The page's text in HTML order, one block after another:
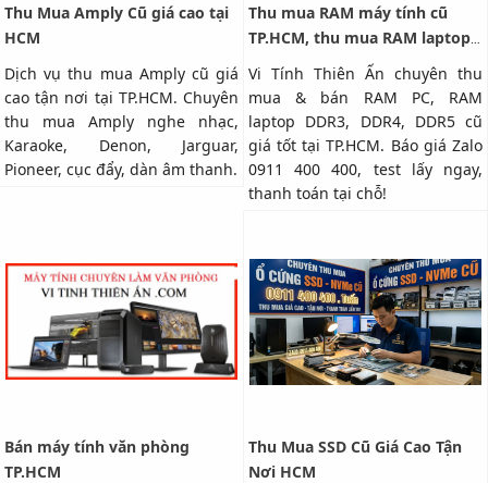
Thu Mua Amply Cũ giá cao tại
HCM
Dịch vụ thu mua Amply cũ giá
cao tận nơi tại TP.HCM. Chuyên
thu mua Amply nghe nhạc,
Karaoke, Denon, Jarguar,
Pioneer, cục đẩy, dàn âm thanh.
Thu mua RAM máy tính cũ
TP.HCM, thu mua RAM laptop
cũ giá cao
Vi Tính Thiên Ấn chuyên thu
mua & bán RAM PC, RAM
laptop DDR3, DDR4, DDR5 cũ
giá tốt tại TP.HCM. Báo giá Zalo
0911 400 400, test lấy ngay,
thanh toán tại chỗ!
Bán máy tính văn phòng
TP.HCM
Thu Mua SSD Cũ Giá Cao Tận
Nơi HCM